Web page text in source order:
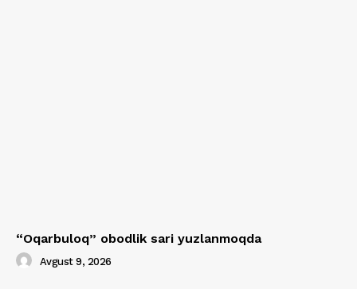
“Oqarbuloq” obodlik sari yuzlanmoqda
Avgust 9, 2026